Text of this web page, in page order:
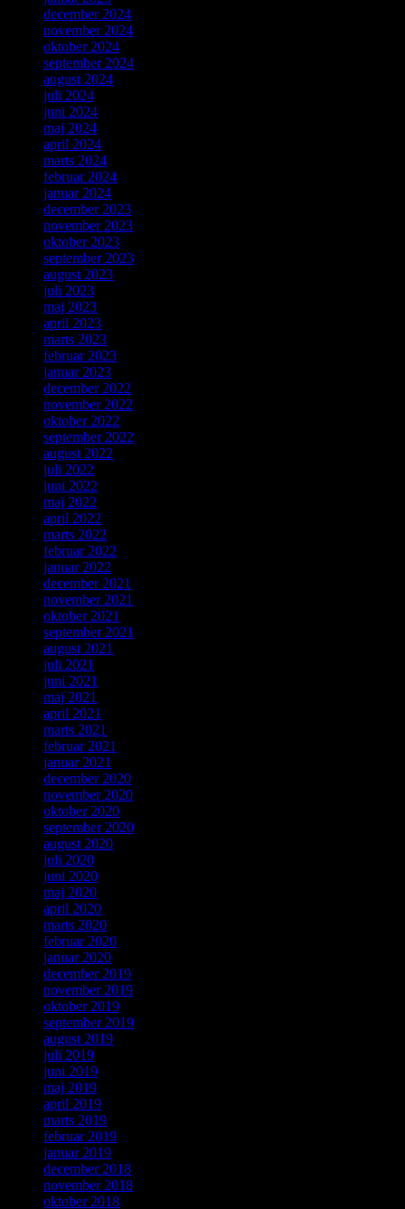
december 2024
november 2024
oktober 2024
september 2024
august 2024
juli 2024
juni 2024
maj 2024
april 2024
marts 2024
februar 2024
januar 2024
december 2023
november 2023
oktober 2023
september 2023
august 2023
juli 2023
maj 2023
april 2023
marts 2023
februar 2023
januar 2023
december 2022
november 2022
oktober 2022
september 2022
august 2022
juli 2022
juni 2022
maj 2022
april 2022
marts 2022
februar 2022
januar 2022
december 2021
november 2021
oktober 2021
september 2021
august 2021
juli 2021
juni 2021
maj 2021
april 2021
marts 2021
februar 2021
januar 2021
december 2020
november 2020
oktober 2020
september 2020
august 2020
juli 2020
juni 2020
maj 2020
april 2020
marts 2020
februar 2020
januar 2020
december 2019
november 2019
oktober 2019
september 2019
august 2019
juli 2019
juni 2019
maj 2019
april 2019
marts 2019
februar 2019
januar 2019
december 2018
november 2018
oktober 2018